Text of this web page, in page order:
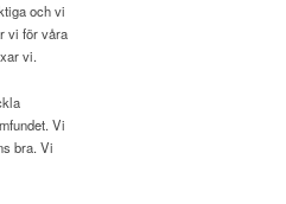
och vi
vi för våra
vi.
Vi
bra. Vi